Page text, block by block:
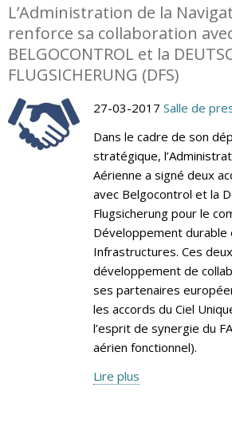
L’Administration de la
renforce sa collaboration
BELGOCONTROL et la
FLUGSICHERUNG (DFS)
27-03-2017 Salle de
Dans le cadre de son
stratégique,
Aérienne a signé deux
avec Belgocontrol et la
Flugsicherung pour le
Développement durable
Infrastructures. Ces
développement de
ses partenaires
les accords du Ciel
l’esprit de synergie du
aérien fonctionnel).
Lire plus